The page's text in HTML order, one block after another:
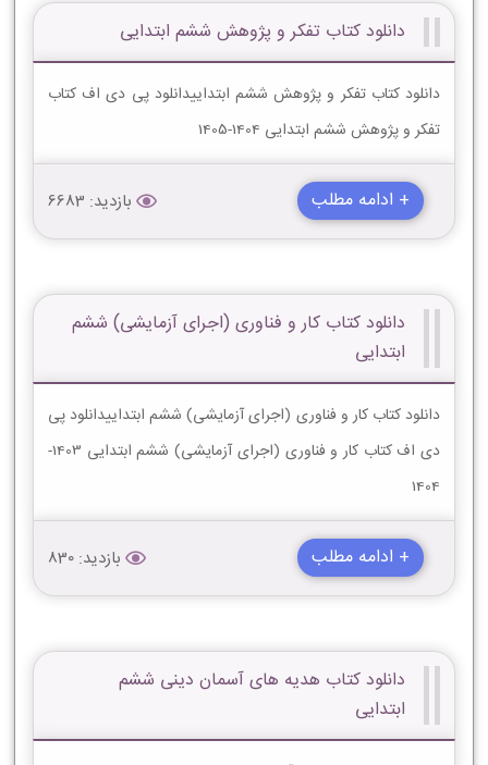
دانلود کتاب تفکر و پژوهش ششم ابتدایی
دانلود کتاب تفکر و پژوهش ششم ابتداییدانلود پی دی اف کتاب
تفکر و پژوهش ششم ابتدایی 1404-1405
+ ادامه مطلب بازدید: 6683
دانلود کتاب کار و فناوری (اجرای آزمایشی) ششم
ابتدایی
دانلود کتاب کار و فناوری (اجرای آزمایشی) ششم ابتداییدانلود پی
دی اف کتاب کار و فناوری (اجرای آزمایشی) ششم ابتدایی 1403-
1404
+ ادامه مطلب بازدید: 830
دانلود کتاب هدیه های آسمان دینی ششم
ابتدایی